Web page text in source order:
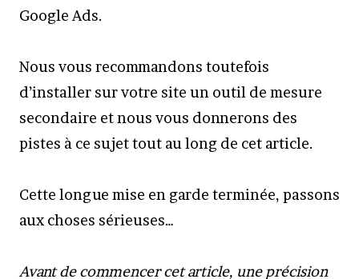
Google Ads.
Nous vous recommandons toutefois
d’installer sur votre site un outil de mesure
secondaire et nous vous donnerons des
pistes à ce sujet tout au long de cet article.
Cette longue mise en garde terminée, passons
aux choses sérieuses…
Avant de commencer cet article, une précision